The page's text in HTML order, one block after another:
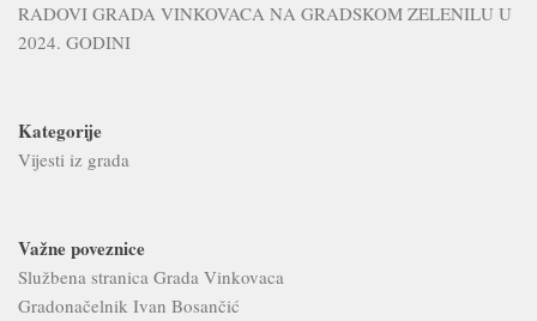
RADOVI GRADA VINKOVACA NA GRADSKOM ZELENILU U
2024. GODINI
Kategorije
Vijesti iz grada
Važne poveznice
Službena stranica Grada Vinkovaca
Gradonačelnik Ivan Bosančić